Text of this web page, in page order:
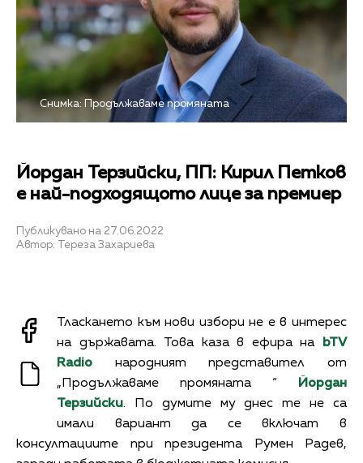
Снимка: Продължаваме промяната
Йордан Терзийски, ПП: Кирил Петков
е най-подходящото лице за премиер
Публикувано на 27.06.2022
Автор: Тереза Захариева
Тласкането към нови избори не е в интерес
на държавата. Това каза в ефира на
bTV
Radio народният представител от
„Продължаваме промяната “
Йордан
Терзийски. По думите му днес те не са
имали вариант да се включат в
консултациите при президента Румен Радев,